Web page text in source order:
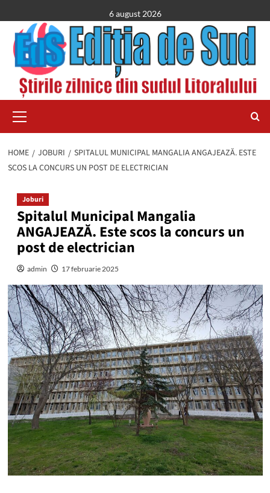
to
content
6 august 2026
Menu
HOME JOBURI
SPITALUL MUNICIPAL MANGALIA ANGAJEAZĂ. ESTE
SCOS LA CONCURS UN POST DE ELECTRICIAN
Joburi
Spitalul Municipal Mangalia
ANGAJEAZĂ. Este scos la concurs un
post de electrician
admin 17 februarie 2025